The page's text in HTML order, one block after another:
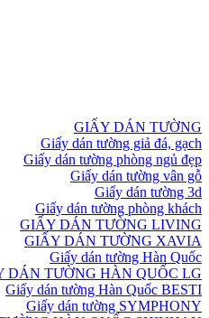
GIẤY DÁN TƯỜNG
Giấy dán tường giả đá, gạch
Giấy dán tường phòng ngủ đẹp
Giấy dán tường vân gỗ
Giấy dán tường 3d
Giấy dán tường phòng khách
GIẤY DÁN TƯỜNG LIVING
GIẤY DÁN TƯỜNG XAVIA
Giấy dán tường Hàn Quốc
DÁN TƯỜNG HÀN QUỐC LG
Giấy dán tường Hàn Quốc BESTI
Giấy dán tường SYMPHONY